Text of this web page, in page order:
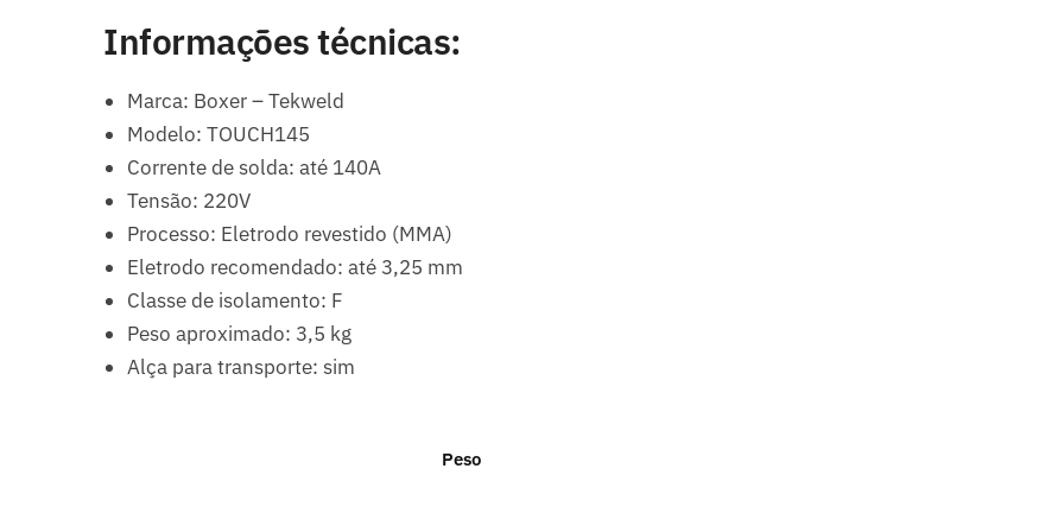
Informações técnicas:
Marca: Boxer – Tekweld
Modelo: TOUCH145
Corrente de solda: até 140A
Tensão: 220V
Processo: Eletrodo revestido (MMA)
Eletrodo recomendado: até 3,25 mm
Classe de isolamento: F
Peso aproximado: 3,5 kg
Alça para transporte: sim
Peso